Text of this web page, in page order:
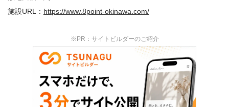
施設URL： https://www.8point-okinawa.com/
※PR：サイトビルダーのご紹介